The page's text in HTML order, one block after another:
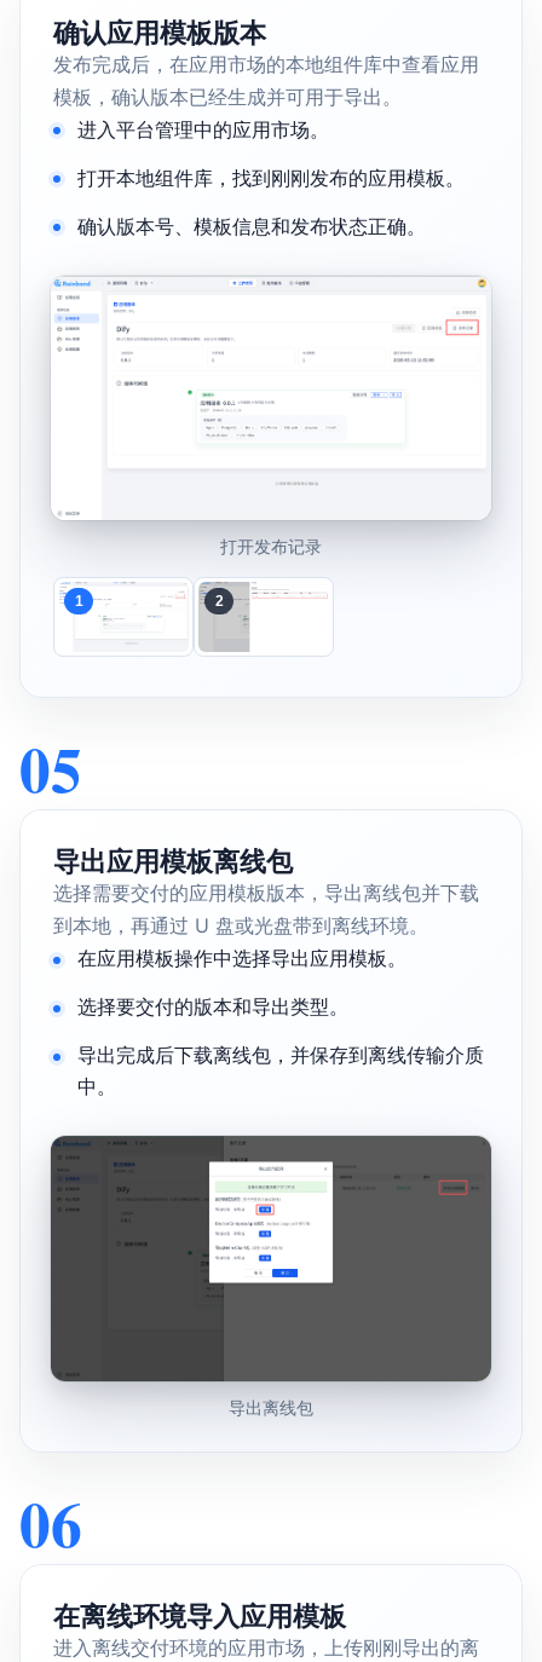
确认应用模板版本
发布完成后，在应用市场的本地组件库中查看应用
模板，确认版本已经生成并可用于导出。
进入平台管理中的应用市场。
打开本地组件库，找到刚刚发布的应用模板。
确认版本号、模板信息和发布状态正确。
打开发布记录
1 2
05
导出应用模板离线包
选择需要交付的应用模板版本，导出离线包并下载
到本地，再通过 U 盘或光盘带到离线环境。
在应用模板操作中选择导出应用模板。
选择要交付的版本和导出类型。
导出完成后下载离线包，并保存到离线传输介质
中。
导出离线包
06
在离线环境导入应用模板
进入离线交付环境的应用市场，上传刚刚导出的离